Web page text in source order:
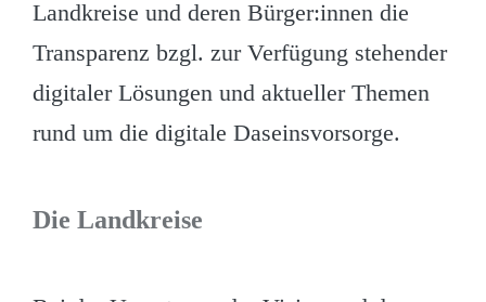
Landkreise und deren Bürger:innen die
Transparenz bzgl. zur Verfügung stehender
digitaler Lösungen und aktueller Themen
rund um die digitale Daseinsvorsorge.
Die Landkreise